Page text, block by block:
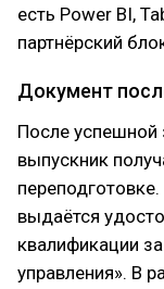
есть Power BI,
партнёрский
Документ
После успешной
выпускник
выдаётся
квалификации
управления». В